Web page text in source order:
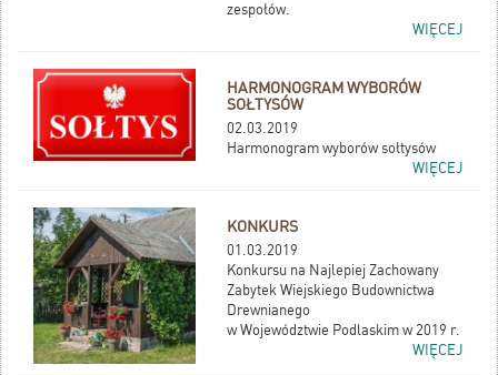
zespołów.
WIĘCEJ
HARMONOGRAM WYBORÓW
SOŁTYSÓW
02.03.2019
Harmonogram wyborów sołtysów
WIĘCEJ
KONKURS
01.03.2019
Konkursu na Najlepiej Zachowany
Zabytek Wiejskiego Budownictwa
Drewnianego
w Województwie Podlaskim w 2019 r.
WIĘCEJ